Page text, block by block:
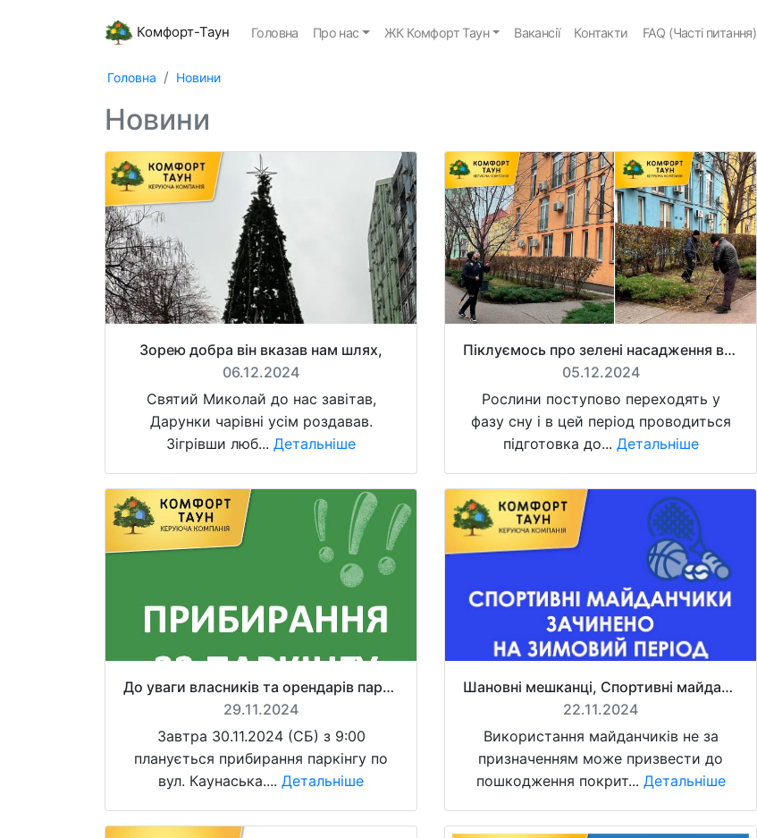
Комфорт-Таун Головна Про нас ЖК Комфорт Таун Вакансії Контакти FAQ (Часті питання)
Головна Новини
Новини
Зорею добра він вказав нам шлях,
06.12.2024
Святий Миколай до нас завітав,
Дарунки чарівні усім роздавав.
Зігрівши люб... Детальніше
Піклуємось про зелені насадження в комплексі і в холодну пору року.
05.12.2024
Рослини поступово переходять у
фазу сну і в цей період проводиться
підготовка до... Детальніше
До уваги власників та орендарів паркомісць!
29.11.2024
Завтра 30.11.2024 (СБ) з 9:00
планується прибирання паркінгу по
вул. Каунаська.... Детальніше
Шановні мешканці, Спортивні майданчики зачинено на зимовий період
22.11.2024
Використання майданчиків не за
призначенням може призвести до
пошкодження покрит... Детальніше